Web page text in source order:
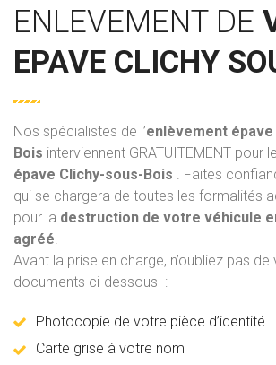
ENLEVEMENT DE
EPAVE CLICHY
Nos spécialistes de l’enlèvement épave
Bois interviennent GRATUITEMENT pour
épave Clichy-sous-Bois . Faites
qui se chargera de toutes les formalités
pour la destruction de votre véhicule
agréé.
Avant la prise en charge, n’oubliez pas
documents ci-dessous :
Photocopie de votre pièce d’identité
Carte grise à votre nom